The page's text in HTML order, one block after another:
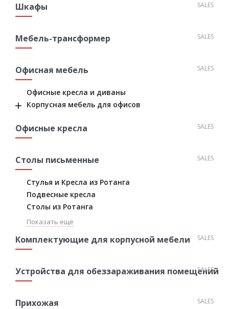
SALES
Шкафы
SALES
Мебель-трансформер
SALES
Офисная мебель
Офисные кресла и диваны
Корпусная мебель для офисов
SALES
Офисные кресла
SALES
Столы письменные
Стулья и Кресла из Ротанга
Подвесные кресла
Столы из Ротанга
Показать ещё
SALES
Комплектующие для корпусной мебели
SALES
Устройства для обеззараживания помещений
SALES
Прихожая